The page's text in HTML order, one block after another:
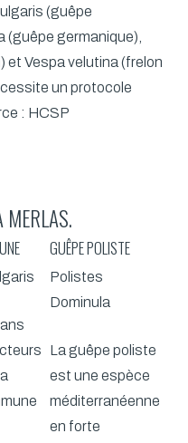
(guêpe
(guêpe germanique),
et Vespa velutina (frelon
un protocole
: HCSP
MERLAS.
GUÊPE POLISTE
Polistes
Dominula
La guêpe poliste
est une espèce
méditerranéenne
en forte